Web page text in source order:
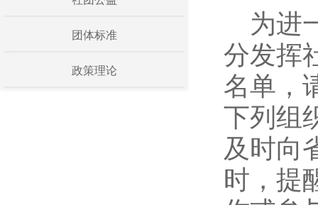
团体标准
政策理论
为进
分发挥
名单，
下列组
及时向
时，提